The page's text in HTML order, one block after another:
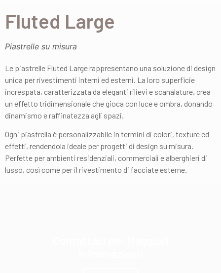
Fluted Large
Piastrelle su misura
Le piastrelle Fluted Large rappresentano una soluzione di design
unica per rivestimenti interni ed esterni. La loro superficie
increspata, caratterizzata da eleganti rilievi e scanalature, crea
un effetto tridimensionale che gioca con luce e ombra, donando
dinamismo e raffinatezza agli spazi.
Ogni piastrella è personalizzabile in termini di colori, texture ed
effetti, rendendola ideale per progetti di design su misura.
Perfette per ambienti residenziali, commerciali e alberghieri di
lusso, così come per il rivestimento di facciate esterne.